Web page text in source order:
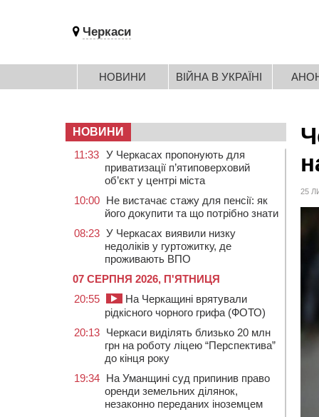
Черкаси
НОВИНИ ВІЙНА В УКРАЇНІ
25
НОВИНИ
11:33 У Черкасах пропонують для
приватизації п’ятиповерховий
об’єкт у центрі міста
10:00 Не вистачає стажу для пенсії: як
його докупити та що потрібно знати
08:23 У Черкасах виявили низку
недоліків у гуртожитку, де
проживають ВПО
07 СЕРПНЯ 2026, П'ЯТНИЦЯ
20:55
На Черкащині врятували
рідкісного чорного грифа (ФОТО)
20:13 Черкаси виділять близько 20 млн
грн на роботу ліцею “Перспектива”
до кінця року
19:34 На Уманщині суд припинив право
оренди земельних ділянок,
незаконно переданих іноземцем